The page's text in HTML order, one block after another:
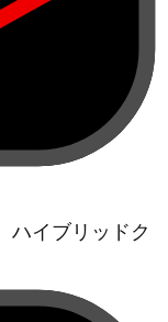
ハイブリッドク